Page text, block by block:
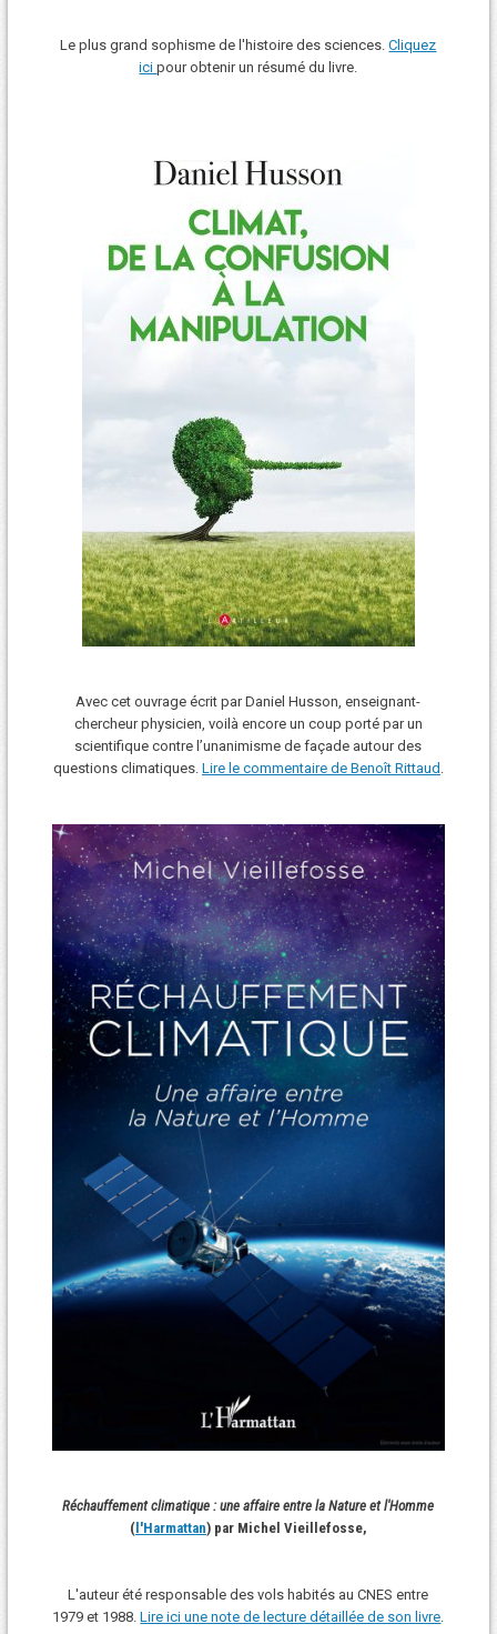
Le plus grand sophisme de l'histoire des sciences.Cliquez
icipour obtenir un résumé du livre.
Avec cet ouvrage écrit par Daniel Husson, enseignant-
chercheur physicien, voilà encore un coup porté par un
scientifique contre l’unanimisme de façade autour des
questions climatiques. Lire le commentaire de Benoît Rittaud
Réchauffement climatique : une affaire entre la Nature et l'Homme
(l'Harmattan) par Michel Vieillefosse,
L'auteur été responsable des vols habités au CNES entre
1979 et 1988.Lire ici une note de lecture détaillée de son livre